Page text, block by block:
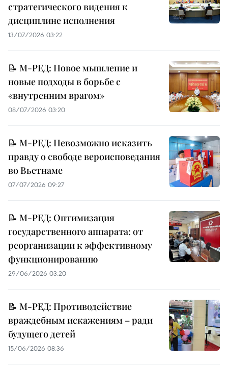
стратегического видения к
дисциплине исполнения
13/07/2026 03:22
📝 М-РЕД: Новое мышление и
новые подходы в борьбе с
«внутренним врагом»
08/07/2026 03:20
📝 М-РЕД: Невозможно исказить
правду о свободе вероисповедания
во Вьетнаме
07/07/2026 09:27
📝 М-РЕД: Оптимизация
государственного аппарата: от
реорганизации к эффективному
функционированию
29/06/2026 03:20
📝 М-РЕД: Противодействие
враждебным искажениям – ради
будущего детей
15/06/2026 08:36